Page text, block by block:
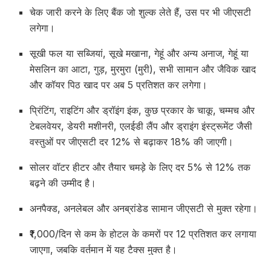
चेक जारी करने के लिए बैंक जो शुल्क लेते हैं, उस पर भी जीएसटी
लगेगा।
सूखी फल या सब्जियां, सूखे मखाना, गेहूं और अन्य अनाज, गेहूं या
मेसलिन का आटा, गुड़, मुरमुरा (मुरी), सभी सामान और जैविक खाद
और कॉयर पिठ खाद पर अब 5 प्रतिशत कर लगेगा।
प्रिंटिंग, राइटिंग और ड्रॉइंग इंक, कुछ प्रकार के चाकू, चम्मच और
टेबलवेयर, डेयरी मशीनरी, एलईडी लैंप और ड्राइंग इंस्ट्रूमेंट जैसी
वस्तुओं पर जीएसटी दर 12% से बढ़ाकर 18% की जाएगी।
सोलर वॉटर हीटर और तैयार चमड़े के लिए दर 5% से 12% तक
बढ़ने की उम्मीद है।
अनपैक्ड, अनलेबल और अनब्रांडेड सामान जीएसटी से मुक्त रहेगा।
₹1,000/दिन से कम के होटल के कमरों पर 12 प्रतिशत कर लगाया
जाएगा, जबकि वर्तमान में यह टैक्स मुक्त है।